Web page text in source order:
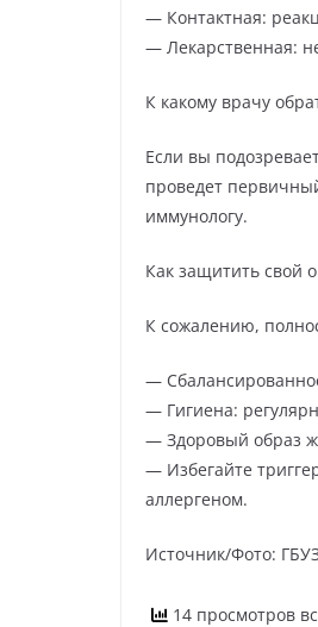
— Контактная:
— Лекарственная:
К какому врачу
Если вы
проведет
иммунологу.
Как защитить свой
К сожалению,
—
— Гигиена:
— Здоровый образ
— Избегайте
аллергеном.
Источник/Фото:
14 просмотров